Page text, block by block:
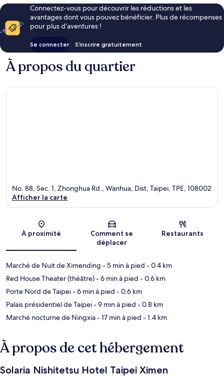
Connectez-vous pour découvrir les réductions et les
avantages dont vous pouvez bénéficier. Plus de récompenses
pour plus d’aventures !
Se connecter S’inscrire gratuitement
À propos du quartier
Carte
No. 88, Sec. 1, Zhonghua Rd., Wanhua, Dist, Taipei, TPE, 108002
Afficher la carte
À proximité
Comment se
déplacer
Restaurants
Marché de Nuit de Ximending - 5 min à pied - 0.4 km
Red House Theater (théâtre)- 6 min à pied - 0.6 km
Porte Nord de Taipei- 6 min à pied - 0.6 km
Palais présidentiel de Taipei- 9 min à pied - 0.8 km
Marché nocturne de Ningxia- 17 min à pied - 1.4 km
À propos de cet hébergement
Solaria Nishitetsu Hotel Taipei Ximen